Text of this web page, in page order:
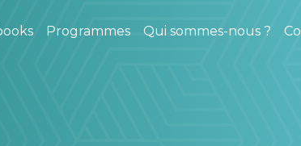
Programmes Qui sommes-nous ?